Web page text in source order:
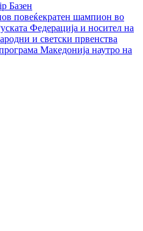
Базен
повеќекратен шампион во
Федерација и носител на
и светски првенства
Македонија наутро на